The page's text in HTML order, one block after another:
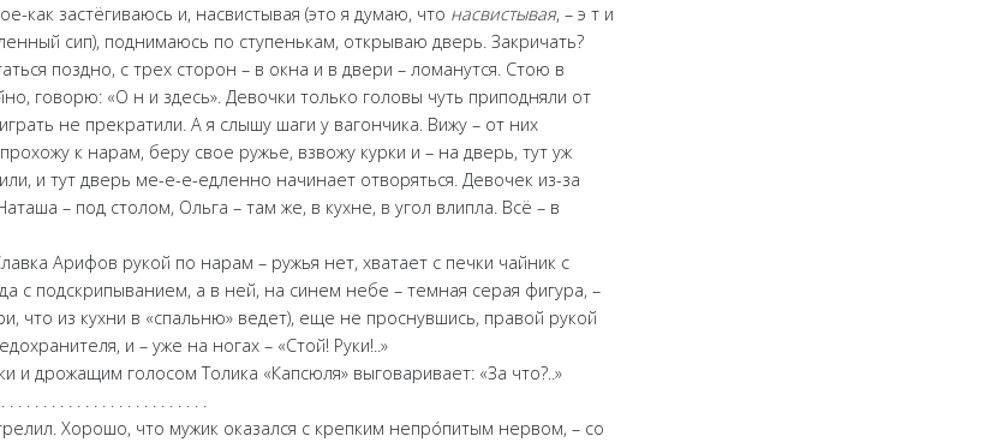
как застёгиваюсь и, насвистывая (это я думаю, что насвистывая, – э т и
сип), поднимаюсь по ступенькам, открываю дверь. Закричать?
поздно, с трех сторон – в окна и в двери – ломанутся. Стою в
говорю: «О н и здесь». Девочки только головы чуть приподняли от
не прекратили. А я слышу шаги у вагончика. Вижу – от них
к нарам, беру свое ружье, взвожу курки и – на дверь, тут уж
и тут дверь ме-е-е-едленно начинает отворяться. Девочек из-за
– под столом, Ольга – там же, в кухне, в угол влипла. Всё – в
Арифов рукой по нарам – ружья нет, хватает с печки чайник с
с подскрипыванием, а в ней, на синем небе – темная серая фигура, –
что из кухни в «спальню» ведет), еще не проснувшись, правой рукой
и – уже на ногах – «Стой! Руки!..»
и дрожащим голосом Толика «Капсюля» выговаривает: «За что?..»
. . . . . . . . . . . . . . . . . . . . . . . .
Хорошо, что мужик оказался с крепким непрóпитым нервом, – со